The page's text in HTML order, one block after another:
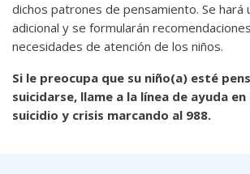
dichos patrones de pensamiento. Se hará
adicional y se formularán
necesidades de atención de los niños.
Si le preocupa que su niño(a) esté
suicidarse, llame a la línea de ayuda en
suicidio y crisis marcando al 988.